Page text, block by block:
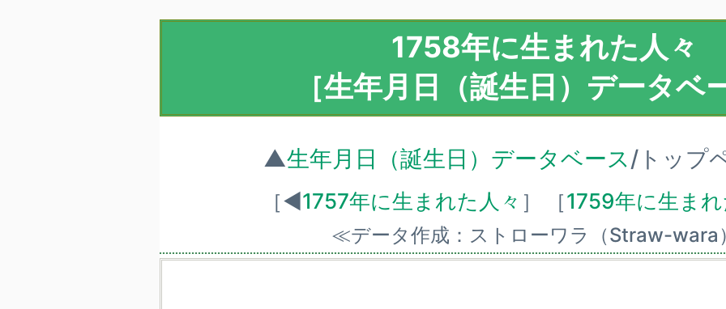
1758年に生まれた人々
［生年月日（誕生日）データベ
▲生年月日（誕生日）データベース/トップ
［◀1757年に生まれた人々 ］ ［1759年に生ま
≪データ作成：ストローワラ（Straw-